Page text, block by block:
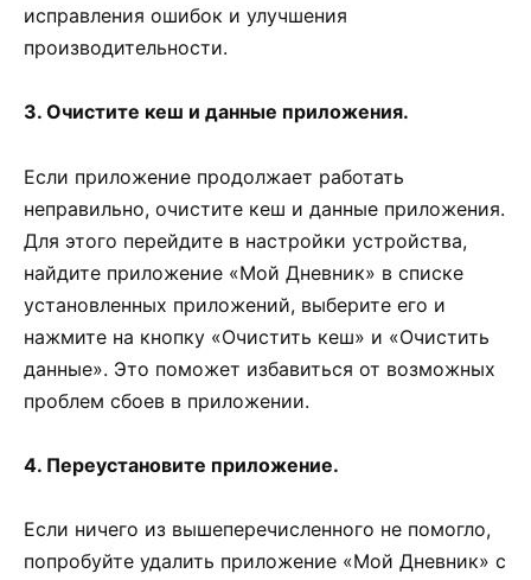
исправления ошибок и улучшения
производительности.
3. Очистите кеш и данные приложения.
Если приложение продолжает работать
неправильно, очистите кеш и данные приложения.
Для этого перейдите в настройки устройства,
найдите приложение «Мой Дневник» в списке
установленных приложений, выберите его и
нажмите на кнопку «Очистить кеш» и «Очистить
данные». Это поможет избавиться от возможных
проблем сбоев в приложении.
4. Переустановите приложение.
Если ничего из вышеперечисленного не помогло,
попробуйте удалить приложение «Мой Дневник» с